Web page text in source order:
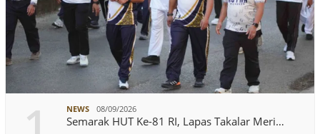
NEWS 08/09/2026
Semarak HUT Ke-81 RI, Lapas Takalar Meri…